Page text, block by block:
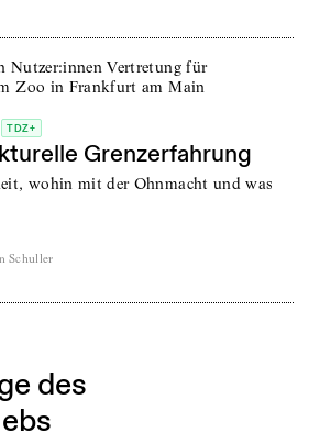
TDZ+
Grenzerfahrung
wohin mit der Ohnmacht und was
Schuller
des